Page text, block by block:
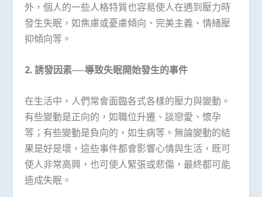
外，個人的一些人格特質也容易使人在遇到壓力時
發生失眠，如焦慮或憂慮傾向、完美主義、情緒壓
抑傾向等。
2. 誘發因素──導致失眠開始發生的事件
在生活中，人們常會面臨各式各樣的壓力與變動。
有些變動是正向的，如職位升遷、談戀愛、懷孕
等；有些變動是負向的，如生病等。無論變動的結
果是好是壞，這些事件都會影響心情與生活，既可
使人非常高興，也可使人緊張或悲傷，最終都可能
造成失眠。